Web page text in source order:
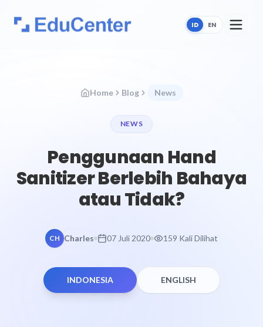
ID EN
Home Blog News
NEWS
Penggunaan Hand
Sanitizer Berlebih Bahaya
atau Tidak?
CH Charles 07 Juli 2020 159 Kali Dilihat
INDONESIA ENGLISH